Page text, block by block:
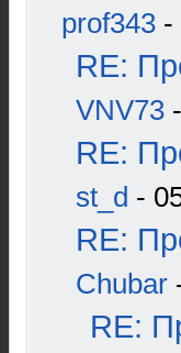
prof343 -
RE:
VNV73
RE:
st_d -
RE:
Chubar
RE: